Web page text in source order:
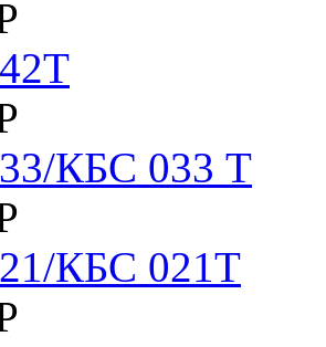
КБС 033 Т
КБС 021Т